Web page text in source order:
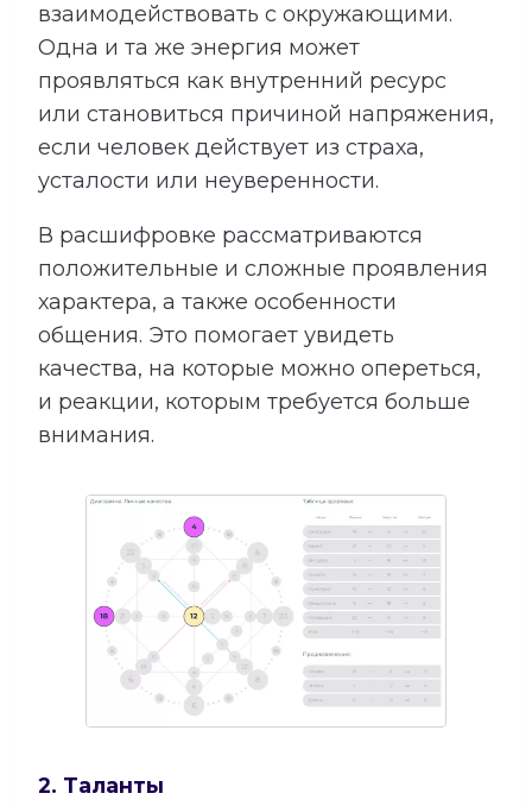
взаимодействовать с окружающими.
Одна и та же энергия может
проявляться как внутренний ресурс
или становиться причиной напряжения,
если человек действует из страха,
усталости или неуверенности.
В расшифровке рассматриваются
положительные и сложные проявления
характера, а также особенности
общения. Это помогает увидеть
качества, на которые можно опереться,
и реакции, которым требуется больше
внимания.
2. Таланты